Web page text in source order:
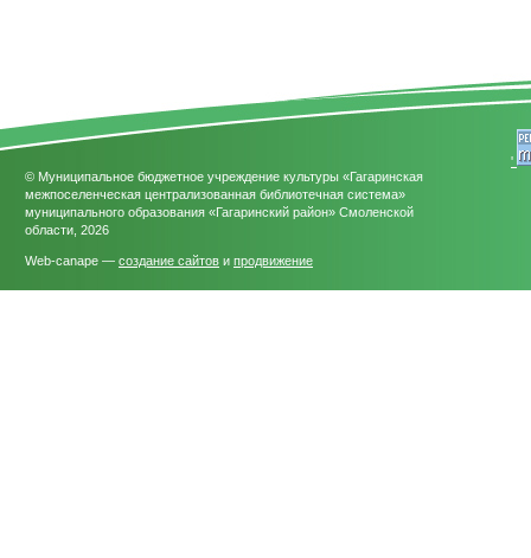
© Муниципальное бюджетное учреждение культуры «Гагаринская
межпоселенческая централизованная библиотечная система»
муниципального образования «Гагаринский район» Смоленской
области, 2026
Web-canape — создание сайтов и продвижение
'